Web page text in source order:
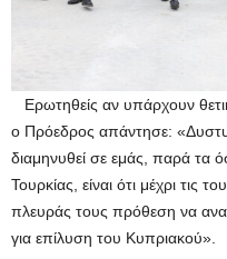
Ερωτηθείς αν υπάρχουν
ο Πρόεδρος απάντησε:
διαμηνυθεί σε εμάς, παρά τα
Τουρκίας, είναι ότι μέχρι τις
πλευράς τους πρόθεση να
για επίλυση του Κυπριακού».